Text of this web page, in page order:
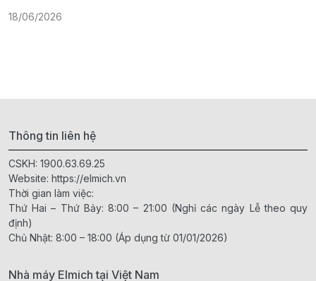
18/06/2026
Thông tin liên hệ
CSKH: 1900.63.69.25
Website: https://elmich.vn
Thời gian làm việc:
Thứ Hai – Thứ Bảy: 8:00 – 21:00 (Nghỉ các ngày Lễ theo quy
định)
Chủ Nhật: 8:00 – 18:00 (Áp dụng từ 01/01/2026)
Nhà máy Elmich tại Việt Nam